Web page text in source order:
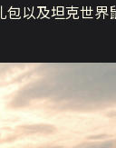
包以及坦克世界